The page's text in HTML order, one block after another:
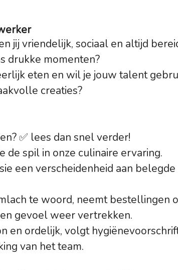
jij vriendelijk, sociaal en altijd
drukke momenten?
eten en wil je jouw talent
creaties?
✅ lees dan snel verder!
spil in onze culinaire ervaring.
een verscheidenheid aan
te woord, neemt bestellingen
gevoel weer vertrekken.
en ordelijk, volgt
van het team.